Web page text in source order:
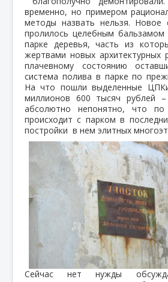
временно, но примером
методы назвать нельзя. Новое
пролилось целебным
парке деревья, часть из
жертвами новых
плачевному состоянию
система полива в парке по
На что пошли выделенные
миллионов 600 тысяч рублей
абсолютно непонятно, что
происходит с парком в
постройки в нем элитных
Сейчас нет нужды